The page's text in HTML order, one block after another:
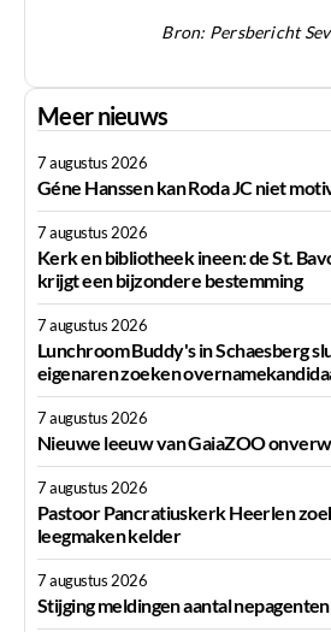
Bron: Persbericht
Meer nieuws
7 augustus 2026
Géne Hanssen kan Roda JC niet
7 augustus 2026
Kerk en bibliotheek ineen: de St.
krijgt een bijzondere bestemming
7 augustus 2026
Lunchroom Buddy's in Schaesberg
eigenaren zoeken
7 augustus 2026
Nieuwe leeuw van GaiaZOO
7 augustus 2026
Pastoor Pancratiuskerk Heerlen
leegmaken kelder
7 augustus 2026
Stijging meldingen aantal